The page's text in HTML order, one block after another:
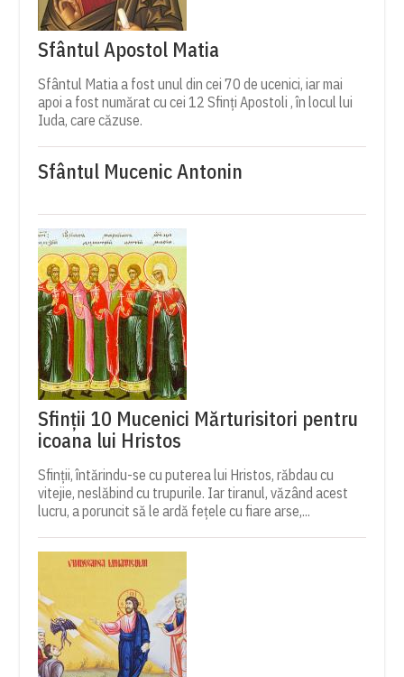
Sfântul Apostol Matia
Sfântul Matia a fost unul din cei 70 de ucenici, iar mai
apoi a fost numărat cu cei 12 Sfinți Apostoli , în locul lui
Iuda, care căzuse.
Sfântul Mucenic Antonin
Sfinții 10 Mucenici Mărturisitori pentru
icoana lui Hristos
Sfinții, întărindu-se cu puterea lui Hristos, răbdau cu
vitejie, neslăbind cu trupurile. Iar tiranul, văzând acest
lucru, a poruncit să le ardă fețele cu fiare arse,...